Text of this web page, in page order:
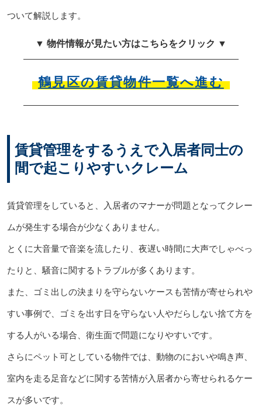
ついて解説します。
▼ 物件情報が見たい方はこちらをクリック ▼
鶴見区の賃貸物件一覧へ進む
賃貸管理をするうえで入居者同士の
間で起こりやすいクレーム
賃貸管理をしていると、入居者のマナーが問題となってクレー
ムが発生する場合が少なくありません。
とくに大音量で音楽を流したり、夜遅い時間に大声でしゃべっ
たりと、騒音に関するトラブルが多くあります。
また、ゴミ出しの決まりを守らないケースも苦情が寄せられや
すい事例で、ゴミを出す日を守らない人やだらしない捨て方を
する人がいる場合、衛生面で問題になりやすいです。
さらにペット可としている物件では、動物のにおいや鳴き声、
室内を走る足音などに関する苦情が入居者から寄せられるケー
スが多いです。